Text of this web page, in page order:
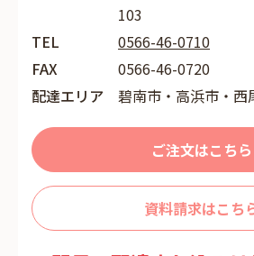
103
TEL
0566-46-0710
FAX
0566-46-0720
配達エリア
碧南市・高浜市・西
ご注文はこちら
資料請求はこち